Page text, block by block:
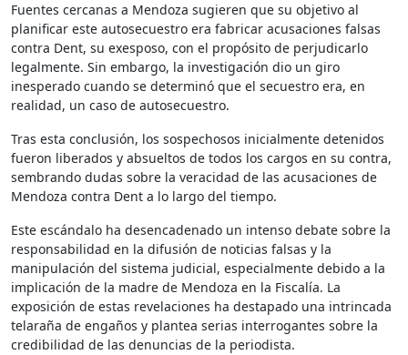
Fuentes cercanas a Mendoza sugieren que su objetivo al
planificar este autosecuestro era fabricar acusaciones falsas
contra Dent, su exesposo, con el propósito de perjudicarlo
legalmente. Sin embargo, la investigación dio un giro
inesperado cuando se determinó que el secuestro era, en
realidad, un caso de autosecuestro.
Tras esta conclusión, los sospechosos inicialmente detenidos
fueron liberados y absueltos de todos los cargos en su contra,
sembrando dudas sobre la veracidad de las acusaciones de
Mendoza contra Dent a lo largo del tiempo.
Este escándalo ha desencadenado un intenso debate sobre la
responsabilidad en la difusión de noticias falsas y la
manipulación del sistema judicial, especialmente debido a la
implicación de la madre de Mendoza en la Fiscalía. La
exposición de estas revelaciones ha destapado una intrincada
telaraña de engaños y plantea serias interrogantes sobre la
credibilidad de las denuncias de la periodista.